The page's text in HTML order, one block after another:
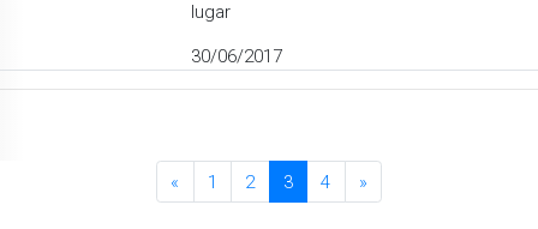
lugar
30/06/2017
« 1 2 3 4 »